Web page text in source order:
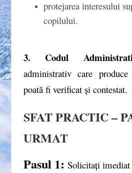
protejarea interesului
3. Codul
administrativ care
poată fi verificat și contestat.
SFAT PRACTIC –
URMAT
Pasul 1: Solicitați imediat